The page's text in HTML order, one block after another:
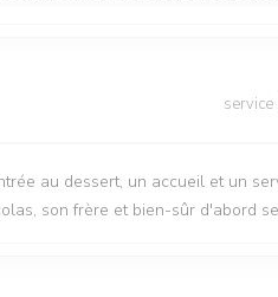
service
au dessert, un accueil et un
son frère et bien-sûr d'abord